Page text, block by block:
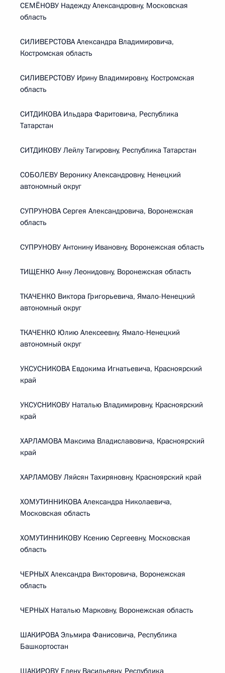
СЕМЁНОВУ Надежду Александровну, Московская
область
СИЛИВЕРСТОВА Александра Владимировича,
Костромская область
СИЛИВЕРСТОВУ Ирину Владимировну, Костромская
область
СИТДИКОВА Ильдара Фаритовича, Республика
Татарстан
СИТДИКОВУ Лейлу Тагировну, Республика Татарстан
СОБОЛЕВУ Веронику Александровну, Ненецкий
автономный округ
СУПРУНОВА Сергея Александровича, Воронежская
область
СУПРУНОВУ Антонину Ивановну, Воронежская область
ТИЩЕНКО Анну Леонидовну, Воронежская область
ТКАЧЕНКО Виктора Григорьевича, Ямало-Ненецкий
автономный округ
ТКАЧЕНКО Юлию Алексеевну, Ямало-Ненецкий
автономный округ
УКСУСНИКОВА Евдокима Игнатьевича, Красноярский
край
УКСУСНИКОВУ Наталью Владимировну, Красноярский
край
ХАРЛАМОВА Максима Владиславовича, Красноярский
край
ХАРЛАМОВУ Ляйсян Тахиряновну, Красноярский край
ХОМУТИННИКОВА Александра Николаевича,
Московская область
ХОМУТИННИКОВУ Ксению Сергеевну, Московская
область
ЧЕРНЫХ Александра Викторовича, Воронежская
область
ЧЕРНЫХ Наталью Марковну, Воронежская область
ШАКИРОВА Эльмира Фанисовича, Республика
Башкортостан
ШАКИРОВУ Елену Васильевну, Республика